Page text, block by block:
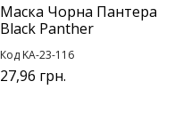
Маска Чорна Пантера
Black Panther
Код KA-23-116
27,96 грн.